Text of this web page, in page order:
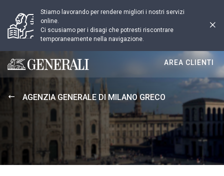
Stiamo lavorando per rendere migliori i nostri servizi
online.
Ci scusiamo per i disagi che potresti riscontrare
temporaneamente nella navigazione.
Generali logo
AREA CLIENTI
AGENZIA GENERALE DI MILANO GRECO